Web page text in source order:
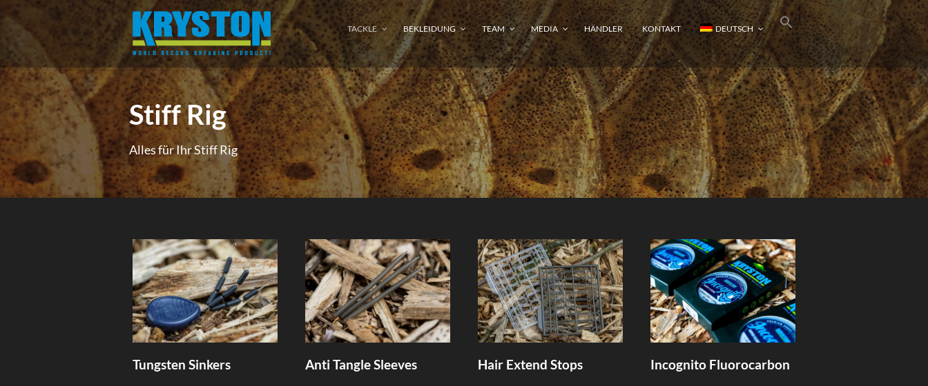
TACKLE BEKLEIDUNG TEAM MEDIA HÄNDLER KONTAKT DEUTSCH
Stiff Rig
Alles für Ihr Stiff Rig
Tungsten Sinkers Anti Tangle Sleeves Hair Extend Stops Incognito Fluorocarbon